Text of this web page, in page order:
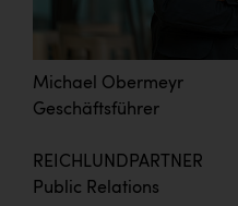
Michael Obermeyr
Geschäftsführer
REICHLUNDPARTNER
Public Relations